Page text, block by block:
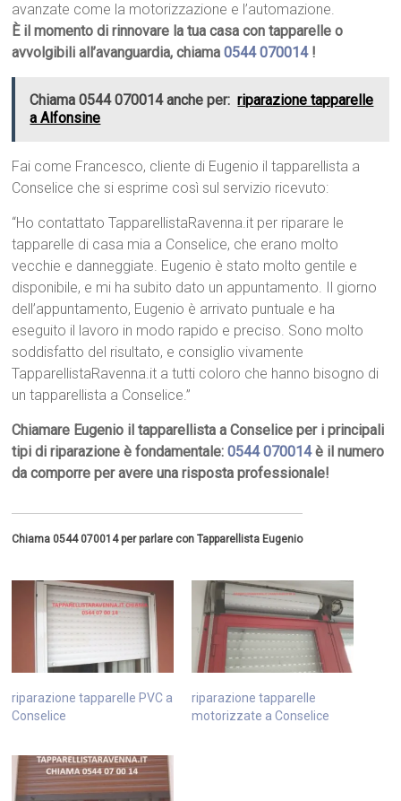
avanzate come la motorizzazione e l’automazione.
È il momento di rinnovare la tua casa con tapparelle o
avvolgibili all’avanguardia, chiama0544 070014!
Chiama 0544 070014 anche per: riparazione tapparelle
a Alfonsine
Fai come Francesco, cliente di Eugenio il tapparellista a
Conselice che si esprime così sul servizio ricevuto:
“Ho contattato TapparellistaRavenna.it per riparare le
tapparelle di casa mia a Conselice, che erano molto
vecchie e danneggiate. Eugenio è stato molto gentile e
disponibile, e mi ha subito dato un appuntamento. Il giorno
dell’appuntamento, Eugenio è arrivato puntuale e ha
eseguito il lavoro in modo rapido e preciso. Sono molto
soddisfatto del risultato, e consiglio vivamente
TapparellistaRavenna.it a tutti coloro che hanno bisogno di
un tapparellista a Conselice.”
Chiamare Eugenio il tapparellista a Conselice per i principali
tipi di riparazione è fondamentale:0544 070014è il numero
da comporre per avere una risposta professionale!
Chiama 0544 070014 per parlare con Tapparellista Eugenio
riparazione tapparelle PVC a
Conselice
riparazione tapparelle
motorizzate a Conselice